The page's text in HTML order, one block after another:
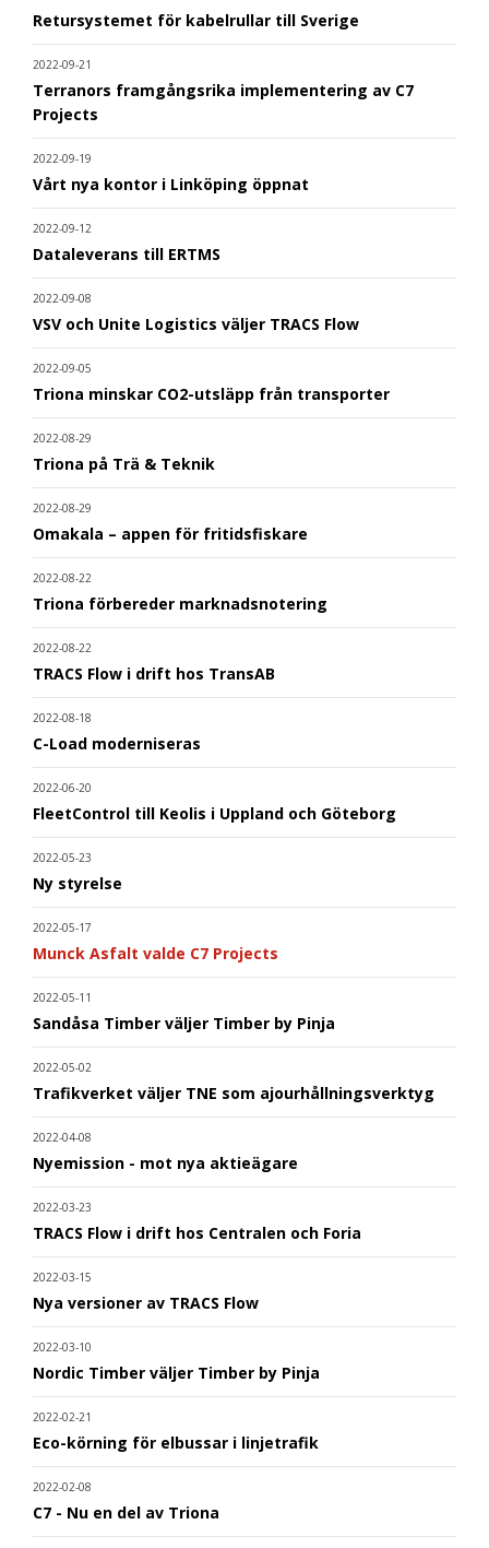
Retursystemet för kabelrullar till Sverige
2022-09-21
Terranors framgångsrika implementering av C7
Projects
2022-09-19
Vårt nya kontor i Linköping öppnat
2022-09-12
Dataleverans till ERTMS
2022-09-08
VSV och Unite Logistics väljer TRACS Flow
2022-09-05
Triona minskar CO2-utsläpp från transporter
2022-08-29
Triona på Trä & Teknik
2022-08-29
Omakala – appen för fritidsfiskare
2022-08-22
Triona förbereder marknadsnotering
2022-08-22
TRACS Flow i drift hos TransAB
2022-08-18
C-Load moderniseras
2022-06-20
FleetControl till Keolis i Uppland och Göteborg
2022-05-23
Ny styrelse
2022-05-17
Munck Asfalt valde C7 Projects
2022-05-11
Sandåsa Timber väljer Timber by Pinja
2022-05-02
Trafikverket väljer TNE som ajourhållningsverktyg
2022-04-08
Nyemission - mot nya aktieägare
2022-03-23
TRACS Flow i drift hos Centralen och Foria
2022-03-15
Nya versioner av TRACS Flow
2022-03-10
Nordic Timber väljer Timber by Pinja
2022-02-21
Eco-körning för elbussar i linjetrafik
2022-02-08
C7 - Nu en del av Triona